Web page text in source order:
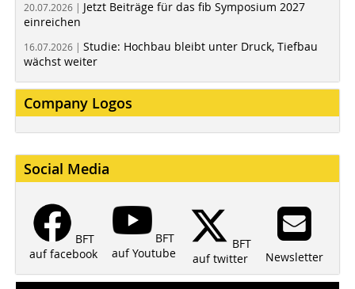
20.07.2026 | Jetzt Beiträge für das fib Symposium 2027
einreichen
16.07.2026 | Studie: Hochbau bleibt unter Druck, Tiefbau
wächst weiter
Company Logos
Social Media
BFT
auf facebook
BFT
auf Youtube
BFT
auf twitter
Newsletter